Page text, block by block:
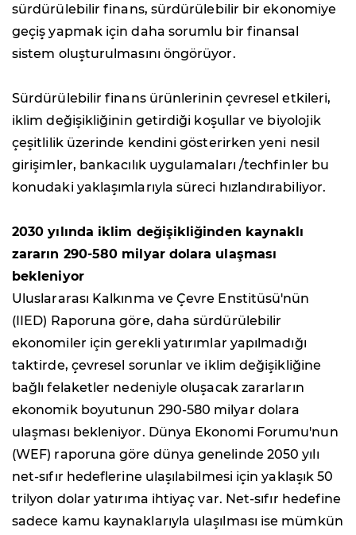
sürdürülebilir finans, sürdürülebilir bir ekonomiye
geçiş yapmak için daha sorumlu bir finansal
sistem oluşturulmasını öngörüyor.
Sürdürülebilir finans ürünlerinin çevresel etkileri,
iklim değişikliğinin getirdiği koşullar ve biyolojik
çeşitlilik üzerinde kendini gösterirken yeni nesil
girişimler, bankacılık uygulamaları /techfinler bu
konudaki yaklaşımlarıyla süreci hızlandırabiliyor.
2030 yılında iklim değişikliğinden kaynaklı
zararın 290-580 milyar dolara ulaşması
bekleniyor
Uluslararası Kalkınma ve Çevre Enstitüsü'nün
(IIED) Raporuna göre, daha sürdürülebilir
ekonomiler için gerekli yatırımlar yapılmadığı
taktirde, çevresel sorunlar ve iklim değişikliğine
bağlı felaketler nedeniyle oluşacak zararların
ekonomik boyutunun 290-580 milyar dolara
ulaşması bekleniyor. Dünya Ekonomi Forumu'nun
(WEF) raporuna göre dünya genelinde 2050 yılı
net-sıfır hedeflerine ulaşılabilmesi için yaklaşık 50
trilyon dolar yatırıma ihtiyaç var. Net-sıfır hedefine
sadece kamu kaynaklarıyla ulaşılması ise mümkün